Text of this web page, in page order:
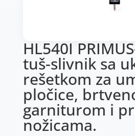
HL540I
tuš-slivnik sa
rešetkom za
pločice,
garniturom i
nožicama.